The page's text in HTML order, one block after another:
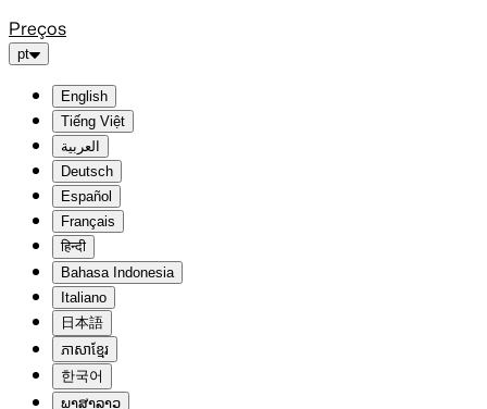
Preços
pt
English
Tiếng Việt
العربية
Deutsch
Español
Français
हिन्दी
Bahasa Indonesia
Italiano
日本語
ភាសាខ្មែរ
한국어
ພາສາລາວ